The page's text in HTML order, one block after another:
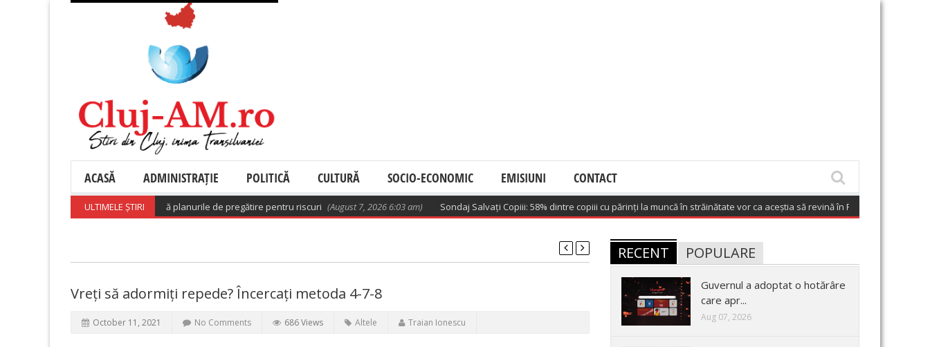
ACASĂ ADMINISTRAȚIE POLITICĂ CULTURĂ SOCIO-ECONOMIC EMISIUNI CONTACT
ULTIMELE ȘTIRI
a adoptat o hotărâre care aprobă planurile de pregătire pentru riscuri (August 7, 2026 6:03 am) Sondaj Salvați Copiii: 58% dintre copiii cu părinți la muncă în străinătate vor ca aceștia să revină în România
Vreți să adormiți repede? Încercați metoda 4-7-8
October 11, 2021 No Comments 686 Views Altele Traian Ionescu
RECENT POPULARE
Guvernul a adoptat o hotărâre
care apr...
Aug 07, 2026